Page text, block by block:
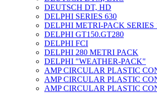
DEUTSCH DT, HD
DELPHI SERIES 630
DELPHI METRI-PACK SERIES
DELPHI GT150.GT280
DELPHI FCI
DELPHI 280 METRI PACK
DELPHI "WEATHER-PACK"
AMP CIRCULAR PLASTIC
AMP CIRCULAR PLASTIC
AMP CIRCULAR PLASTIC